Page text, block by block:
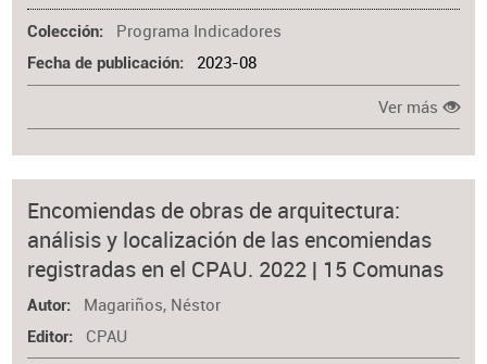
Colección Programa Indicadores
Fecha de publicación 2023-08
Ver más
Encomiendas de obras de arquitectura:
análisis y localización de las encomiendas
registradas en el CPAU. 2022 | 15 Comunas
Autor Magariños, Néstor
Editor CPAU